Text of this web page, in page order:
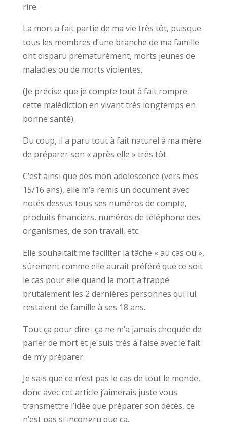
rire.
La mort a fait partie de ma vie très tôt, puisque
tous les membres d’une branche de ma famille
ont disparu prématurément, morts jeunes de
maladies ou de morts violentes.
(Je précise que je compte tout à fait rompre
cette malédiction en vivant très longtemps en
bonne santé).
Du coup, il a paru tout à fait naturel à ma mère
de préparer son « après elle » très tôt.
C’est ainsi que dès mon adolescence (vers mes
15/16 ans), elle m’a remis un document avec
notés dessus tous ses numéros de compte,
produits financiers, numéros de téléphone des
organismes, de son travail, etc.
Elle souhaitait me faciliter la tâche « au cas où »,
sûrement comme elle aurait préféré que ce soit
le cas pour elle quand la mort a frappé
brutalement les 2 dernières personnes qui lui
restaient de famille à ses 18 ans.
Tout ça pour dire : ça ne m’a jamais choquée de
parler de mort et je suis très à l’aise avec le fait
de m’y préparer.
Je sais que ce n’est pas le cas de tout le monde,
donc avec cet article j’aimerais juste vous
transmettre l’idée que préparer son décès, ce
n’est pas si incongru que ça.